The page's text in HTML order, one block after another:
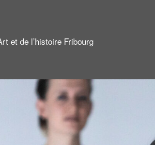
et de l’histoire Fribourg